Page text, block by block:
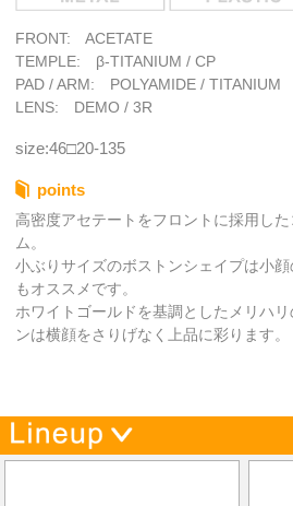
FRONT: ACETATE
TEMPLE: β-TITANIUM / CP
PAD / ARM: POLYAMIDE / TITANIUM
LENS: DEMO / 3R
size:46□20-135
points
高密度アセテートをフロントに採用し
ム。
小ぶりサイズのボストンシェイプは小
もオススメです。
ホワイトゴールドを基調としたメリハ
ンは横顔をさりげなく上品に彩ります。